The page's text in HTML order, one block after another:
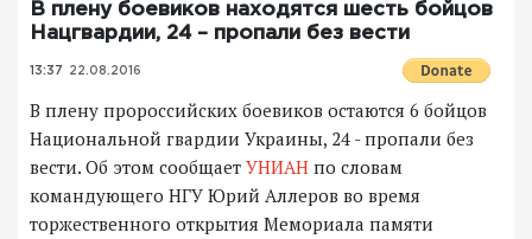
В плену боевиков находятся шесть бойцов
Нацгвардии, 24 – пропали без вести
13:37 22.08.2016
В плену пророссийских боевиков остаются 6 бойцов
Национальной гвардии Украины, 24 - пропали без
вести. Об этом сообщает УНИАН по словам
командующего НГУ Юрий Аллеров во время
торжественного открытия Мемориала памяти